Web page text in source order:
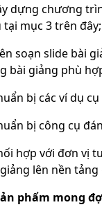
dựng chương
tại mục 3 trên đây;
soạn slide bài
bài giảng phù
bị các ví dụ
bị công cụ
hợp với đơn vị
lên nền
phẩm mong